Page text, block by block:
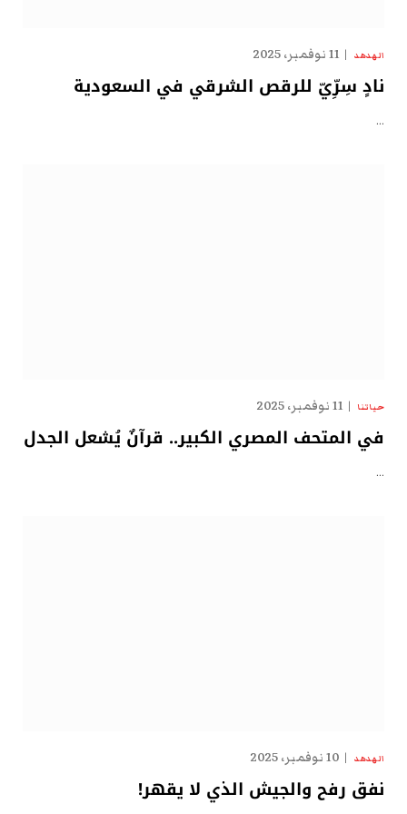
الهدهد 11 نوفمبر، 2025
نادٍ سِرِّيّ للرقص الشرقي في السعودية
…
حياتنا 11 نوفمبر، 2025
في المتحف المصري الكبير.. قرآنٌ يُشعل الجدل
…
الهدهد 10 نوفمبر، 2025
نفق رفح والجيش الذي لا يقهر!